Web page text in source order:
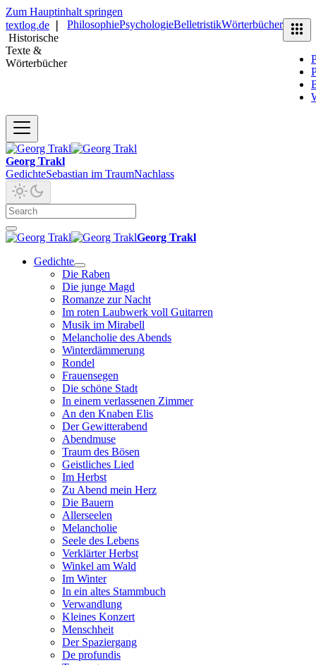
Zum Hauptinhalt springen
textlog.de
Historische
Texte &
Wörterbücher
PhilosophiePsychologieBelletristikWörterbücher
Georg Trakl
GedichteSebastian im TraumNachlass
Georg Trakl
Gedichte
Die Raben
Die junge Magd
Romanze zur Nacht
Im roten Laubwerk voll Guitarren
Musik im Mirabell
Melancholie des Abends
Winterdämmerung
Rondel
Frauensegen
Die schöne Stadt
In einem verlassenen Zimmer
An den Knaben Elis
Der Gewitterabend
Abendmuse
Traum des Bösen
Geistliches Lied
Im Herbst
Zu Abend mein Herz
Die Bauern
Allerseelen
Melancholie
Seele des Lebens
Verklärter Herbst
Winkel am Wald
Im Winter
In ein altes Stammbuch
Verwandlung
Kleines Konzert
Menschheit
Der Spaziergang
De profundis